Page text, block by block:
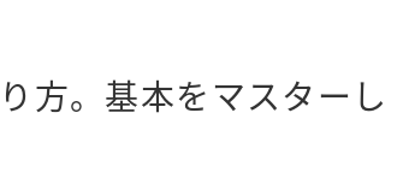
方。基本をマスターし